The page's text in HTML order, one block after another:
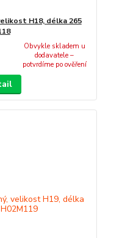
H18, délka 265
Obvykle skladem u
dodavatele –
potvrdíme po ověření